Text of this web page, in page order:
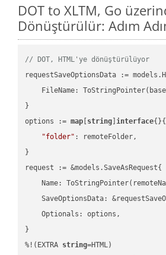
DOT to XLTM, Go
Dönüştürülür: Adım
// DOT, HTML'ye dönüştürülüyor
requestSaveOptionsData :=
FileName:
}
options := map string ]interface{}{
"folder" : remoteFolder,
}
request := &models.SaveAsRequest{
Name:
SaveOptionsData:
    Optionals: options,
}
%!(EXTRA string